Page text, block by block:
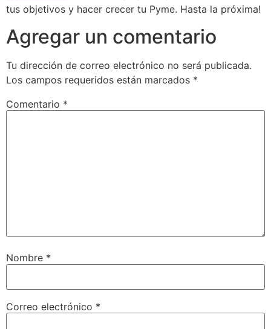
tus objetivos y hacer crecer tu Pyme. Hasta la próxima!
Agregar un comentario
Tu dirección de correo electrónico no será publicada.
Los campos requeridos están marcados *
Comentario *
Nombre *
Correo electrónico *